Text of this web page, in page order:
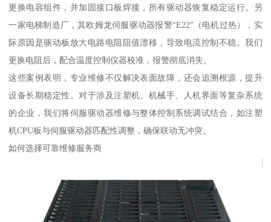
更换电容组件，并加固接口板焊接，所有驱动器恢复稳定运行。另
一家电梯制造厂，其欧姆龙伺服驱动器报警“E22”（电机过热），实
际原因是驱动板放大电路电阻阻值漂移，导致电流控制不稳。我们
更换电阻后，配合温度控制仪器校准，报警彻底消失。
这些案例表明，专业维修不仅解决表面故障，还会追溯根源，提升
设备长期稳定性。对于涉及注塑机、机械手、人机界面等复杂系统
的企业，我们将伺服驱动器维修与整体控制系统调试结合，如注塑
机CPU板与伺服驱动器匹配性调整，确保联动无冲突。
如何选择可靠维修服务商